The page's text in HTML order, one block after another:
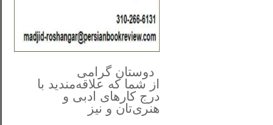
دوستان گرامی
از شما که علاقه‌مندید با
درج کارهای‌ ادبی و
هنری‌تان و نیز